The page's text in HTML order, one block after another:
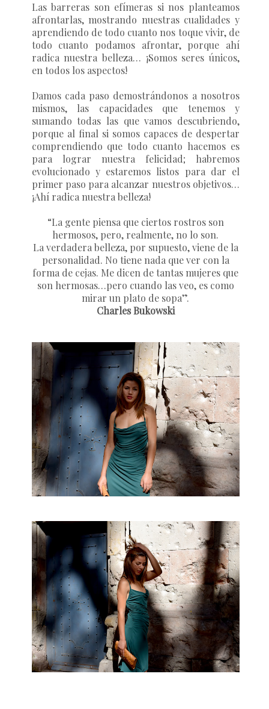
Las barreras son efímeras si nos planteamos
afrontarlas, mostrando nuestras cualidades y
aprendiendo de todo cuanto nos toque vivir, de
todo cuanto podamos afrontar, porque ahí
radica nuestra belleza… ¡Somos seres únicos,
en todos los aspectos!
Damos cada paso demostrándonos a nosotros
mismos, las capacidades que tenemos y
sumando todas las que vamos descubriendo,
porque al final si somos capaces de despertar
comprendiendo que todo cuanto hacemos es
para lograr nuestra felicidad; habremos
evolucionado y estaremos listos para dar el
primer paso para alcanzar nuestros objetivos…
¡Ahí radica nuestra belleza!
“La gente piensa que ciertos rostros son
hermosos, pero, realmente, no lo son.
La verdadera belleza, por supuesto, viene de la
personalidad. No tiene nada que ver con la
forma de cejas. Me dicen de tantas mujeres que
son hermosas…pero cuando las veo, es como
mirar un plato de sopa”.
Charles Bukowski